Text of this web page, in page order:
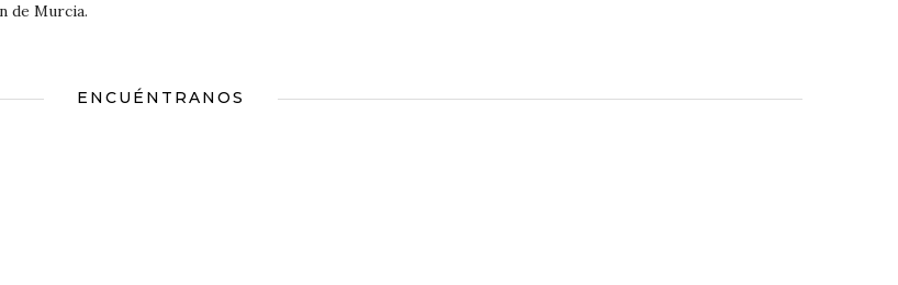
de Murcia.
ENCUÉNTRANOS